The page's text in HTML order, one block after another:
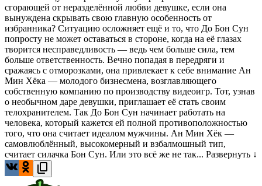
сгорающей от неразделённой любви девушке, если она
вынуждена скрывать свою главную особенность от
избранника? Ситуацию осложняет ещё и то, что До Бон Сун
попросту не может оставаться в стороне, когда на её глазах
творится несправедливость — ведь чем больше сила, тем
больше ответственность. Вечно попадая в передряги и
сражаясь с отморозками, она привлекает к себе внимание Ан
Мин Хёка — молодого бизнесмена, возглавляющего
собственную компанию по производству видеоигр. Тот, узнав
о необычном даре девушки, приглашает её стать своим
телохранителем. Так До Бон Сун начинает работать на
человека, который кажется ей полной противоположностью
того, что она считает идеалом мужчины. Ан Мин Хёк —
самовлюблённый, высокомерный и взбалмошный тип,
считает силачка Бон Сун. Или это всё же не так... Развернуть ↓